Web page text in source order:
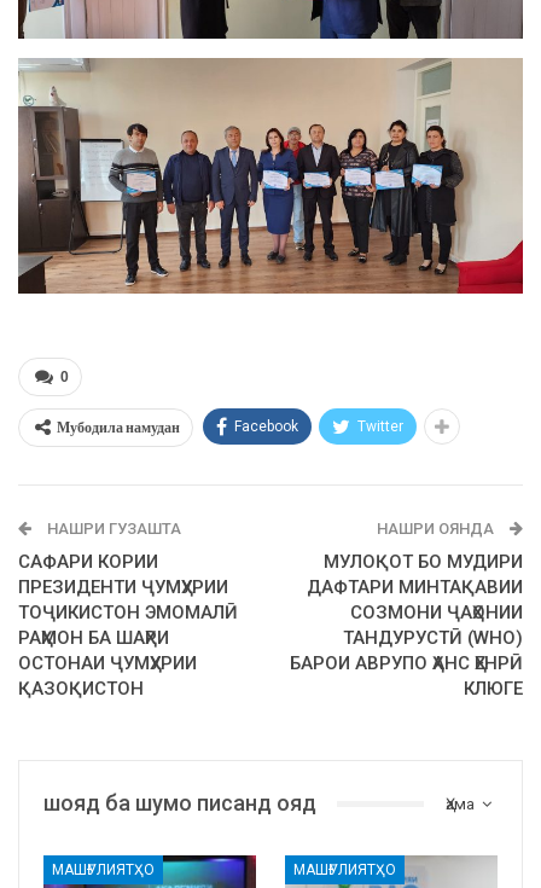
0
Мубодила намудан Facebook Twitter
НАШРИ ГУЗАШТА
САФАРИ КОРИИ
ПРЕЗИДЕНТИ ҶУМҲУРИИ
ТОҶИКИСТОН ЭМОМАЛӢ
РАҲМОН БА ШАҲРИ
ОСТОНАИ ҶУМҲУРИИ
ҚАЗОҚИСТОН
НАШРИ ОЯНДА
МУЛОҚОТ БО МУДИРИ
ДАФТАРИ МИНТАҚАВИИ
СОЗМОНИ ҶАҲОНИИ
ТАНДУРУСТӢ (WHO)
БАРОИ АВРУПО ҲАНС ҲЕНРӢ
КЛЮГЕ
Ҳама
шояд ба шумо писанд ояд
МАШҒУЛИЯТҲО МАШҒУЛИЯТҲО